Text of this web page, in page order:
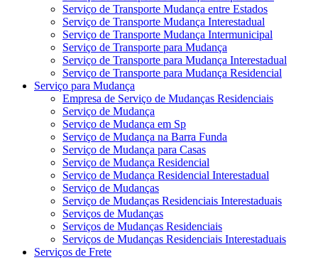
Serviço de Transporte Mudança entre Estados
Serviço de Transporte Mudança Interestadual
Serviço de Transporte Mudança Intermunicipal
Serviço de Transporte para Mudança
Serviço de Transporte para Mudança Interestadual
Serviço de Transporte para Mudança Residencial
Serviço para Mudança
Empresa de Serviço de Mudanças Residenciais
Serviço de Mudança
Serviço de Mudança em Sp
Serviço de Mudança na Barra Funda
Serviço de Mudança para Casas
Serviço de Mudança Residencial
Serviço de Mudança Residencial Interestadual
Serviço de Mudanças
Serviço de Mudanças Residenciais Interestaduais
Serviços de Mudanças
Serviços de Mudanças Residenciais
Serviços de Mudanças Residenciais Interestaduais
Serviços de Frete